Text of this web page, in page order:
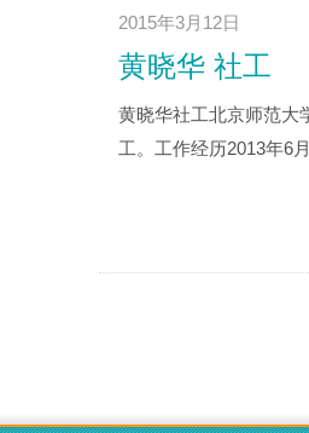
2015年3月12日
黄晓华 社工
黄晓华社工北京师范大
工。工作经历2013年6